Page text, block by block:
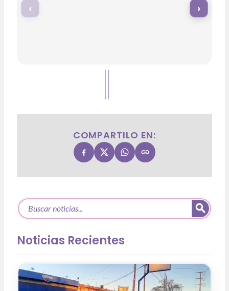
‹ ›
COMPARTILO EN:
Noticias Recientes